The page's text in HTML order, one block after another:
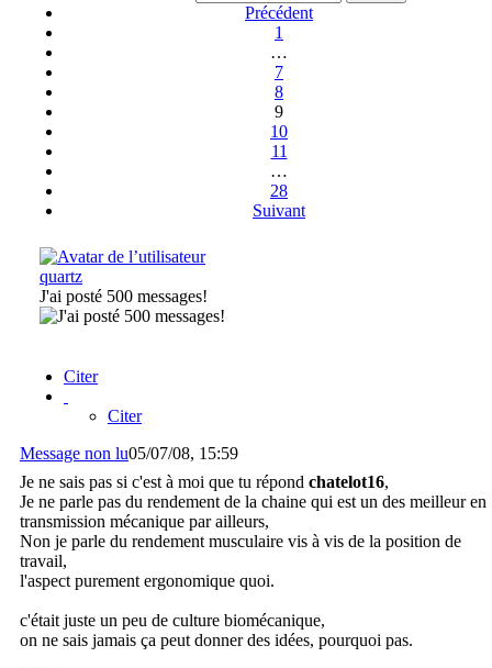
Précédent
1
…
7
8
9
10
11
…
28
Suivant
quartz
J'ai posté 500 messages!
Citer
Citer
Message non lu05/07/08, 15:59
Je ne sais pas si c'est à moi que tu répond chatelot16,
Je ne parle pas du rendement de la chaine qui est un des meilleur en
transmission mécanique par ailleurs,
Non je parle du rendement musculaire vis à vis de la position de
travail,
l'aspect purement ergonomique quoi.
c'était juste un peu de culture biomécanique,
on ne sais jamais ça peut donner des idées, pourquoi pas.